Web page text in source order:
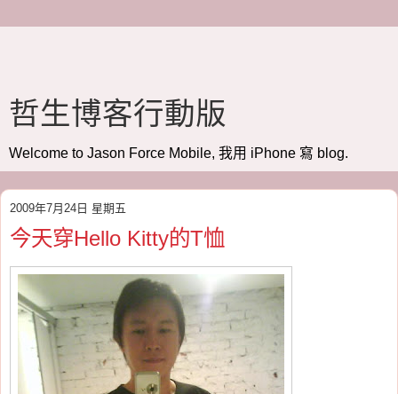
哲生博客行動版
Welcome to Jason Force Mobile, 我用 iPhone 寫 blog.
2009年7月24日 星期五
今天穿Hello Kitty的T恤